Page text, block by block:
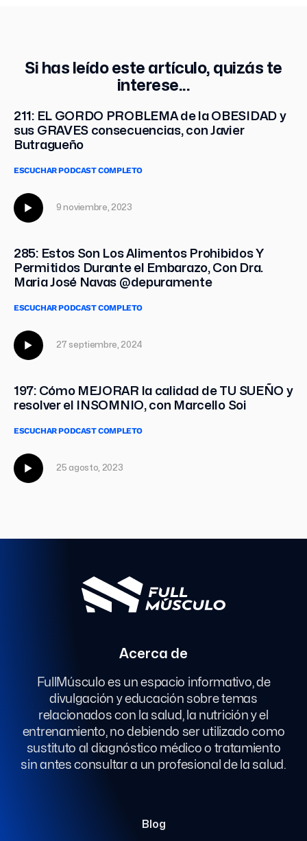
Si has leído este artículo, quizás te
interese...
211: EL GORDO PROBLEMA de la OBESIDAD y
sus GRAVES consecuencias, con Javier
Butragueño
ESCUCHAR PODCAST COMPLETO
9 noviembre, 2023
285: Estos Son Los Alimentos Prohibidos Y
Permitidos Durante el Embarazo, Con Dra.
Maria José Navas @depuramente
ESCUCHAR PODCAST COMPLETO
27 septiembre, 2024
197: Cómo MEJORAR la calidad de TU SUEÑO y
resolver el INSOMNIO, con Marcello Soi
ESCUCHAR PODCAST COMPLETO
25 agosto, 2023
Acerca de
FullMúsculo es un espacio informativo, de
divulgación y educación sobre temas
relacionados con la salud, la nutrición y el
entrenamiento, no debiendo ser utilizado como
sustituto al diagnóstico médico o tratamiento
sin antes consultar a un profesional de la salud.
Blog